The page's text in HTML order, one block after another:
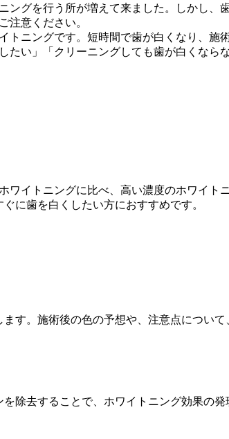
ングを行う所が増えて来ました。しかし
注意ください。
トニングです。短時間で歯が白くなり、
い」「クリーニングしても歯が白くなら
ワイトニングに比べ、高い濃度のホワイ
に歯を白くしたい方におすすめです。
す。施術後の色の予想や、注意点について
除去することで、ホワイトニング効果の発